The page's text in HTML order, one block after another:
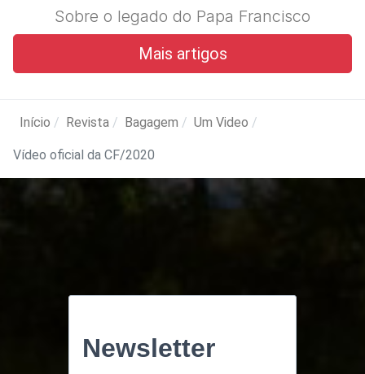
Sobre o legado do Papa Francisco
Mais artigos
Início Revista Bagagem Um Video
Vídeo oficial da CF/2020